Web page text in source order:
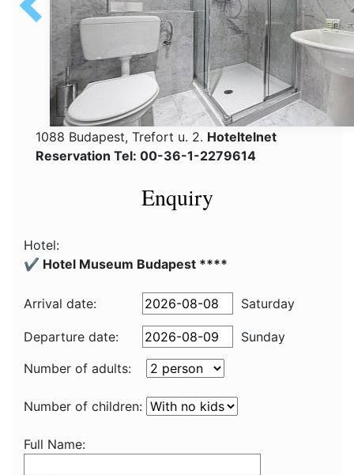
1088 Budapest, Trefort u. 2. Hoteltelnet
Reservation Tel: 00-36-1-2279614
Enquiry
Hotel:
✔️ Hotel Museum Budapest ****
Arrival date: Saturday
Departure date:
Sunday
Number of adults:
Number of children:
Full Name: